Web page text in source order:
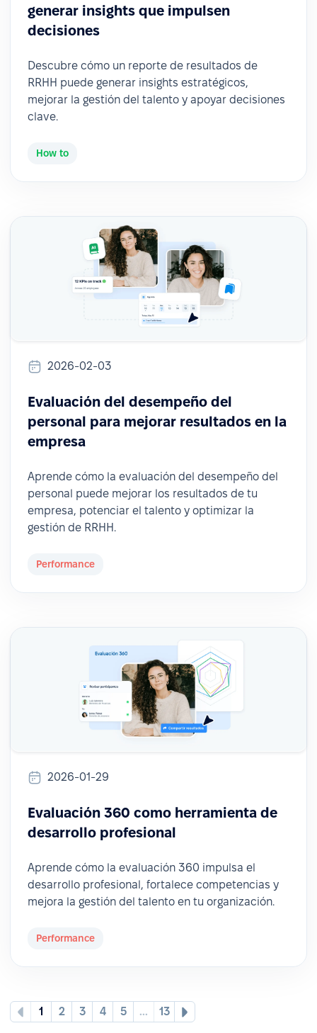
generar insights que impulsen
decisiones
Descubre cómo un reporte de resultados de
RRHH puede generar insights estratégicos,
mejorar la gestión del talento y apoyar decisiones
clave.
How to
2026-02-03
Evaluación del desempeño del
personal para mejorar resultados en la
empresa
Aprende cómo la evaluación del desempeño del
personal puede mejorar los resultados de tu
empresa, potenciar el talento y optimizar la
gestión de RRHH.
Performance
2026-01-29
Evaluación 360 como herramienta de
desarrollo profesional
Aprende cómo la evaluación 360 impulsa el
desarrollo profesional, fortalece competencias y
mejora la gestión del talento en tu organización.
Performance
1 2 3 4 5 ... 13